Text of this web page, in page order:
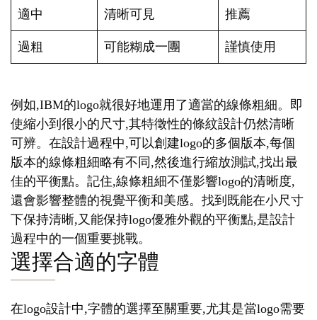
適中 清晰可見 推薦
過粗 可能糊成一團 謹慎使用
例如,IBM的logo就很好地運用了適當的線條粗細。即
使縮小到很小的尺寸,其特徵性的條紋設計仍然清晰
可辨。在設計過程中,可以創建logo的多個版本,每個
版本的線條粗細略有不同,然後進行縮放測試,找出最
佳的平衡點。記住,線條粗細不僅影響logo的清晰度,
還會影響整體的視覺平衡和美感。找到既能在小尺寸
下保持清晰,又能保持logo優雅外觀的平衡點,是設計
過程中的一個重要挑戰。
選擇合適的字體
在logo設計中,字體的選擇至關重要,尤其是當logo需要